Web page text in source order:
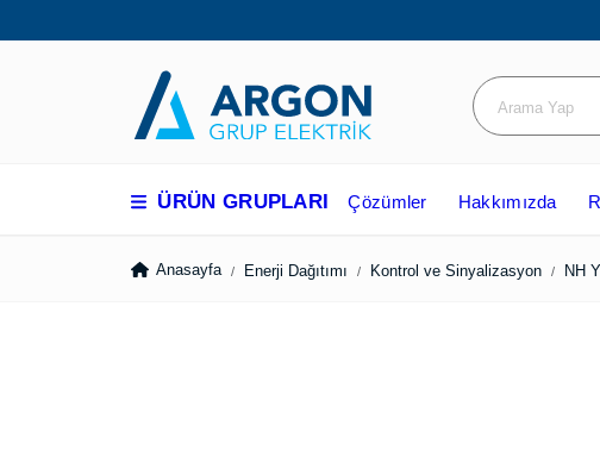
ÜRÜN GRUPLARI Çözümler Hakkımızda
Anasayfa Enerji Dağıtımı Kontrol ve Sinyalizasyon